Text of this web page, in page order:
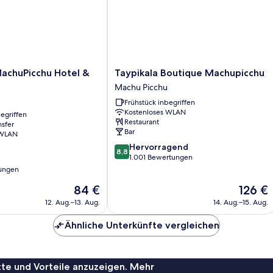
Hotel &
Der
Preis
beträgt
84 €
84 €
12. Aug.–13. Aug.
Taypikala
Boutique
Machupicchu
Machu
Picchu
Taypikala Boutique Machupicchu
Machu Picchu
Frühstück inbegriffen
Kostenloses WLAN
Restaurant
Bar
8.8
von
8,8 Hervorragend
1.001 Bewertungen
Der
Preis
beträgt
126 €
14. Aug.–15. Aug.
Ähnliche Unterkünfte vergleichen
und Vorteile anzuzeigen. Mehr